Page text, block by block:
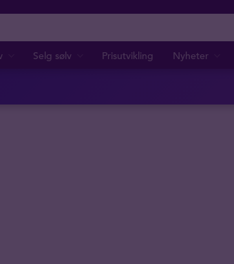
Selg sølv Prisutvikling Nyheter